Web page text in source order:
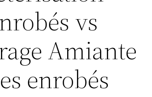
vs
Amiante
enrobés